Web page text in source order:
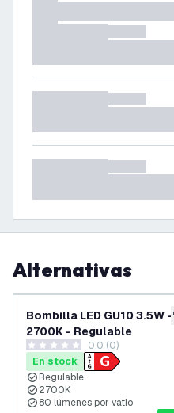
Alternativas
Bombilla LED GU10 3.5W -
2700K - Regulable
0 estrellas de puntuación
0.0 (0)
En stock
Regulable
2700K
80 lúmenes por vatio